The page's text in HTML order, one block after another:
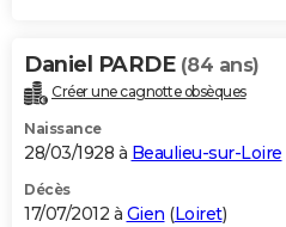
Daniel PARDE (84 ans)
Créer une cagnotte obsèques
Naissance
28/03/1928 à Beaulieu-sur-Loire
Décès
17/07/2012 à Gien (Loiret)